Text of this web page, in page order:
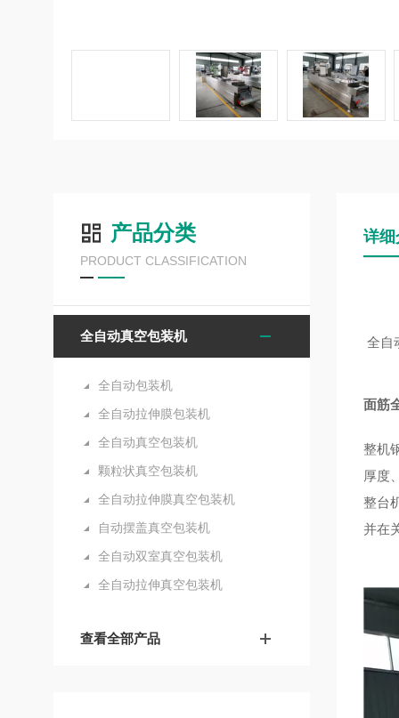
产品分类
PRODUCT CLASSIFICATION
全自动真空包装机
全自动包装机
全自动拉伸膜包装机
全自动真空包装机
颗粒状真空包装机
全自动拉伸膜真空包装机
自动摆盖真空包装机
全自动双室真空包装机
全自动拉伸真空包装机
查看全部产品
详细
全自
面筋
整机
厚度
整台
并在